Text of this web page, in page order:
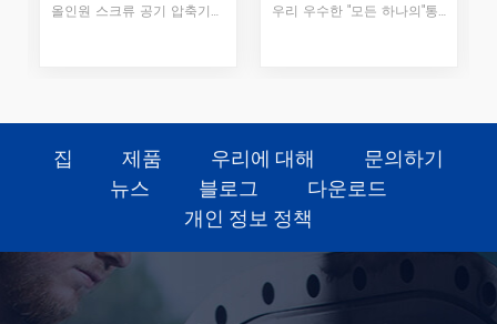
집 제품 우리에 대해
문의하기
뉴스
블로그
다운로드
개인 정보 정책